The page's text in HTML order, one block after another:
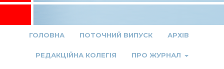
ГОЛОВНА ПОТОЧНИЙ ВИПУСК АРХІВ
РЕДАКЦІЙНА КОЛЕГІЯ ПРО ЖУРНАЛ